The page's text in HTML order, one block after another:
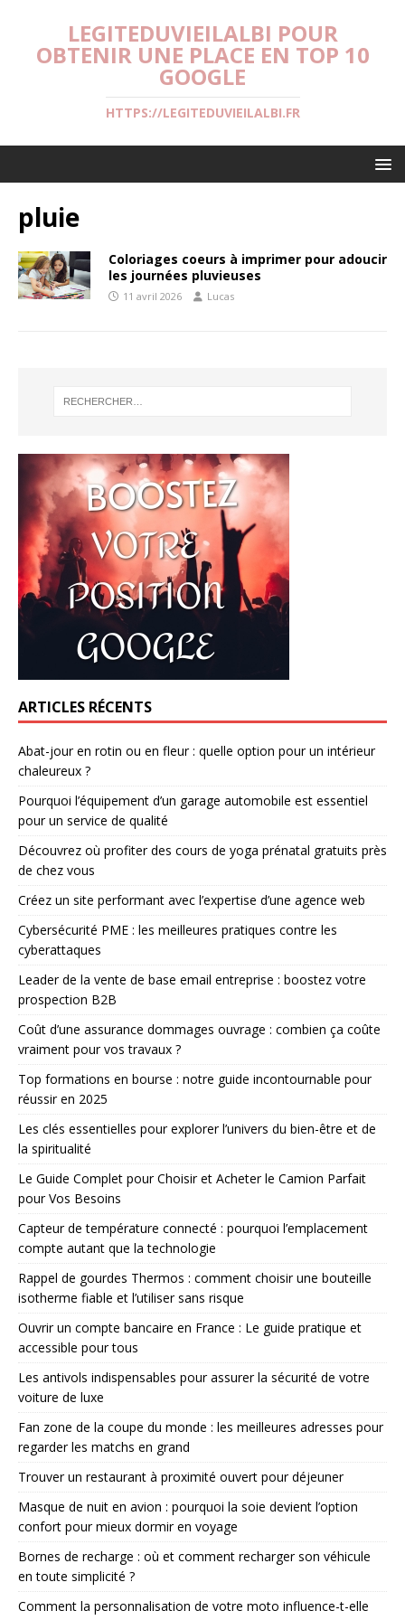
LEGITEDUVIEILALBI POUR
OBTENIR UNE PLACE EN TOP 10
GOOGLE
HTTPS://LEGITEDUVIEILALBI.FR
pluie
Coloriages coeurs à imprimer pour adoucir
les journées pluvieuses
11 avril 2026 Lucas
ARTICLES RÉCENTS
Abat-jour en rotin ou en fleur : quelle option pour un intérieur
chaleureux ?
Pourquoi l’équipement d’un garage automobile est essentiel
pour un service de qualité
Découvrez où profiter des cours de yoga prénatal gratuits près
de chez vous
Créez un site performant avec l’expertise d’une agence web
Cybersécurité PME : les meilleures pratiques contre les
cyberattaques
Leader de la vente de base email entreprise : boostez votre
prospection B2B
Coût d’une assurance dommages ouvrage : combien ça coûte
vraiment pour vos travaux ?
Top formations en bourse : notre guide incontournable pour
réussir en 2025
Les clés essentielles pour explorer l’univers du bien-être et de
la spiritualité
Le Guide Complet pour Choisir et Acheter le Camion Parfait
pour Vos Besoins
Capteur de température connecté : pourquoi l’emplacement
compte autant que la technologie
Rappel de gourdes Thermos : comment choisir une bouteille
isotherme fiable et l’utiliser sans risque
Ouvrir un compte bancaire en France : Le guide pratique et
accessible pour tous
Les antivols indispensables pour assurer la sécurité de votre
voiture de luxe
Fan zone de la coupe du monde : les meilleures adresses pour
regarder les matchs en grand
Trouver un restaurant à proximité ouvert pour déjeuner
Masque de nuit en avion : pourquoi la soie devient l’option
confort pour mieux dormir en voyage
Bornes de recharge : où et comment recharger son véhicule
en toute simplicité ?
Comment la personnalisation de votre moto influence-t-elle